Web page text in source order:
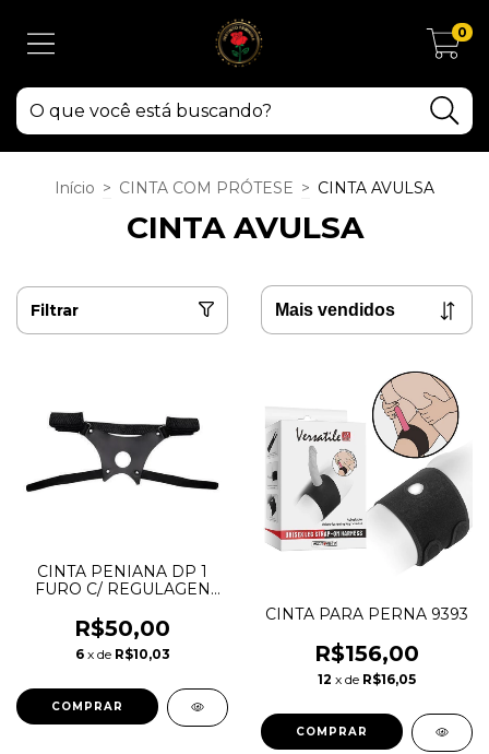
0
Início > CINTA COM PRÓTESE > CINTA AVULSA
CINTA AVULSA
Filtrar
CINTA PENIANA DP 1
FURO C/ REGULAGEN
R$50,00
6 x de R$10,03
CINTA PARA PERNA 9393
R$156,00
12 x de R$16,05